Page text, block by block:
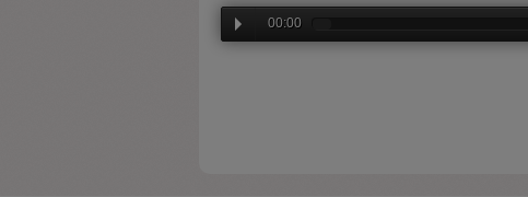
00:00